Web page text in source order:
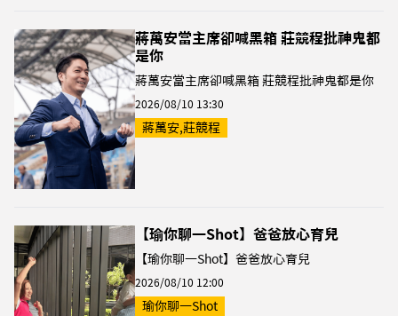
蔣萬安當主席卻喊黑箱 莊競程批神鬼都
是你
蔣萬安當主席卻喊黑箱 莊競程批神鬼都是你
2026/08/10 13:30
蔣萬安,莊競程
【瑜你聊一Shot】爸爸放心育兒
【瑜你聊一Shot】爸爸放心育兒
2026/08/10 12:00
瑜你聊一Shot